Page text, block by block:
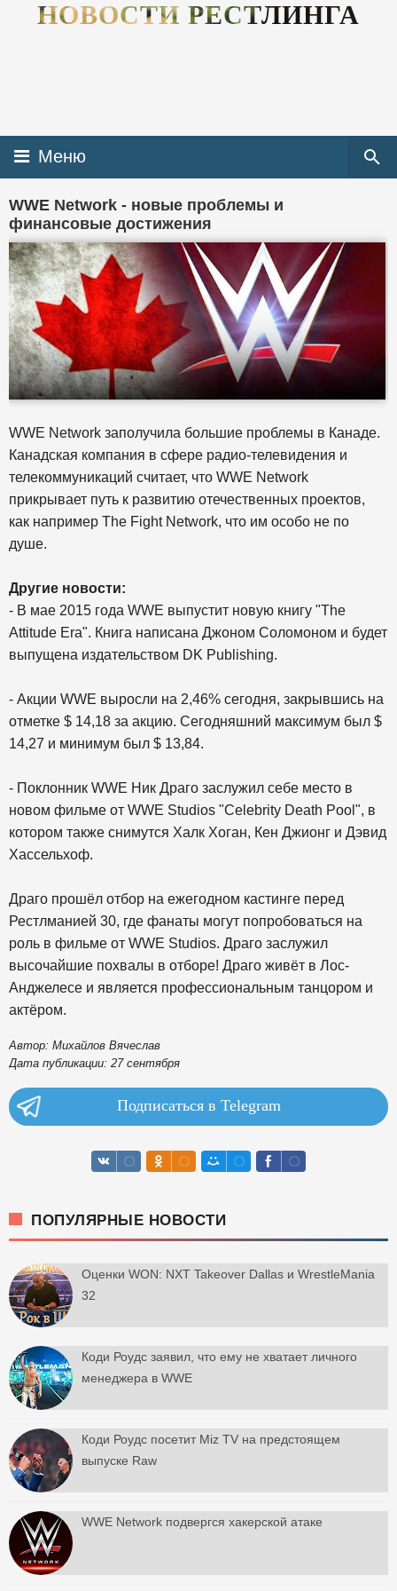
НОВОСТИ РЕСТЛИНГА
Меню
WWE Network - новые проблемы и
финансовые достижения
WWE Network заполучила большие проблемы в Канаде.
Канадская компания в сфере радио-телевидения и
телекоммуникаций считает, что WWE Network
прикрывает путь к развитию отечественных проектов,
как например The Fight Network, что им особо не по
душе.
Другие новости:
- В мае 2015 года WWE выпустит новую книгу "The
Attitude Era". Книга написана Джоном Соломоном и будет
выпущена издательством DK Publishing.
- Акции WWE выросли на 2,46% сегодня, закрывшись на
отметке $ 14,18 за акцию. Сегодняшний максимум был $
14,27 и минимум был $ 13,84.
- Поклонник WWE Ник Драго заслужил себе место в
новом фильме от WWE Studios "Сelebrity Death Pool", в
котором также снимутся Халк Хоган, Кен Джионг и Дэвид
Хассельхоф.
Драго прошёл отбор на ежегодном кастинге перед
Рестлманией 30, где фанаты могут попробоваться на
роль в фильме от WWE Studios. Драго заслужил
высочайшие похвалы в отборе! Драго живёт в Лос-
Анджелесе и является профессиональным танцором и
актёром.
Автор: Михайлов Вячеслав
Дата публикации: 27 сентября
Подписаться в Telegram
ПОПУЛЯРНЫЕ НОВОСТИ
Оценки WON: NXT Takeover Dallas и WrestleMania
32
Коди Роудс заявил, что ему не хватает личного
менеджера в WWE
Коди Роудс посетит Miz TV на предстоящем
выпуске Raw
WWE Network подвергся хакерской атаке